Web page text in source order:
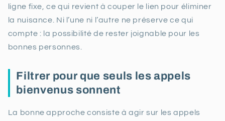
ligne fixe, ce qui revient à couper le lien pour éliminer
la nuisance. Ni l’une ni l’autre ne préserve ce qui
compte : la possibilité de rester joignable pour les
bonnes personnes.
Filtrer pour que seuls les appels
bienvenus sonnent
La bonne approche consiste à agir sur les appels